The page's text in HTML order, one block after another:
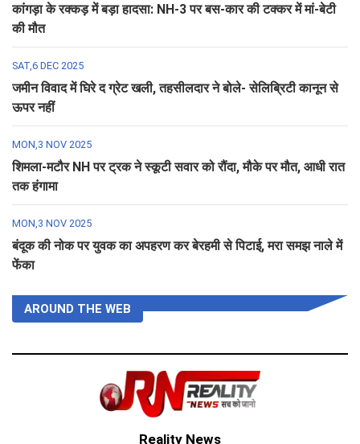
कांगड़ा के रक्कड़ में बड़ा हादसा: NH-3 पर बस-कार की टक्कर में मां-बेटी
की मौत
SAT,6 DEC 2025
जमीन विवाद में घिरे द ग्रेट खली, तहसीलदार ने बोले- सेलिब्रिटी कानून से
ऊपर नहीं
MON,3 NOV 2025
शिमला-मटौर NH पर ट्रक ने स्कूटी सवार को रौंदा, मौके पर मौत, आधी रात
तक हंगामा
MON,3 NOV 2025
बंदूक की नोक पर युवक का अपहरण कर बेरहमी से पिटाई, मरा समझ नाले में
फेंका
AROUND THE WEB
Reality News